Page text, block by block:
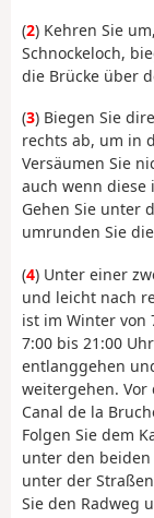
(2) Kehren Sie
Schnockeloch,
die Brücke über
(3) Biegen Sie
rechts ab, um in
Versäumen Sie
auch wenn diese
Gehen Sie unter
umrunden Sie
(4) Unter einer
und leicht nach
ist im Winter von
7:00 bis 21:00
entlanggehen
weitergehen.
Canal de la
Folgen Sie dem
unter den
unter der
Sie den Radweg